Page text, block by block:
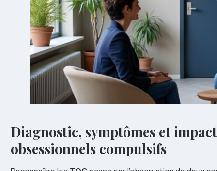
Diagnostic, symptômes et
obsessionnels compulsifs